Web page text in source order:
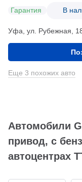
Гарантия В
Уфа, ул. Рубежная,
Еще 3 похожих авто
Автомобили
привод, с
автоцентрах